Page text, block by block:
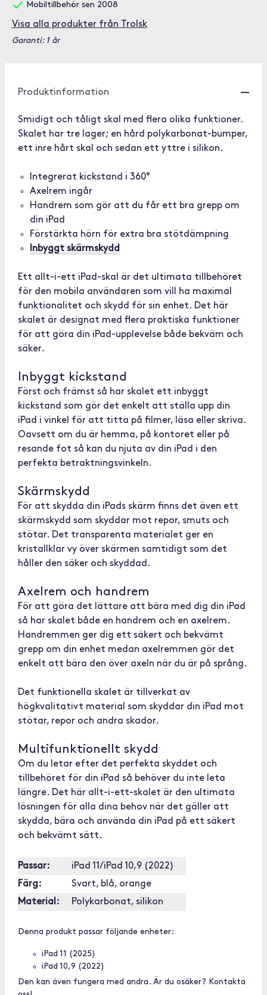
Mobiltillbehör sen 2008
Visa alla produkter från Trolsk
Garanti: 1 år
Produktinformation
Smidigt och tåligt skal med flera olika funktioner.
Skalet har tre lager; en hård polykarbonat-bumper,
ett inre hårt skal och sedan ett yttre i silikon.
Integrerat kickstand i 360°
Axelrem ingår
Handrem som gör att du får ett bra grepp om
din iPad
Förstärkta hörn för extra bra stötdämpning
Inbyggt skärmskydd
Ett allt-i-ett iPad-skal är det ultimata tillbehöret
för den mobila användaren som vill ha maximal
funktionalitet och skydd för sin enhet. Det här
skalet är designat med flera praktiska funktioner
för att göra din iPad-upplevelse både bekväm och
säker.
Inbyggt kickstand
Först och främst så har skalet ett inbyggt
kickstand som gör det enkelt att ställa upp din
iPad i vinkel för att titta på filmer, läsa eller skriva.
Oavsett om du är hemma, på kontoret eller på
resande fot så kan du njuta av din iPad i den
perfekta betraktningsvinkeln.
Skärmskydd
För att skydda din iPads skärm finns det även ett
skärmskydd som skyddar mot repor, smuts och
stötar. Det transparenta materialet ger en
kristallklar vy över skärmen samtidigt som det
håller den säker och skyddad.
Axelrem och handrem
För att göra det lättare att bära med dig din iPad
så har skalet både en handrem och en axelrem.
Handremmen ger dig ett säkert och bekvämt
grepp om din enhet medan axelremmen gör det
enkelt att bära den över axeln när du är på språng.
Det funktionella skalet är tillverkat av
högkvalitativt material som skyddar din iPad mot
stötar, repor och andra skador.
Multifunktionellt skydd
Om du letar efter det perfekta skyddet och
tillbehöret för din iPad så behöver du inte leta
längre. Det här allt-i-ett-skalet är den ultimata
lösningen för alla dina behov när det gäller att
skydda, bära och använda din iPad på ett säkert
och bekvämt sätt.
Passar:
iPad 11/iPad 10,9 (2022)
Färg:
Svart, blå, orange
Material:
Polykarbonat, silikon
Denna produkt passar följande enheter:
iPad 11 (2025)
iPad 10,9 (2022)
Den kan även fungera med andra. Är du osäker? Kontakta